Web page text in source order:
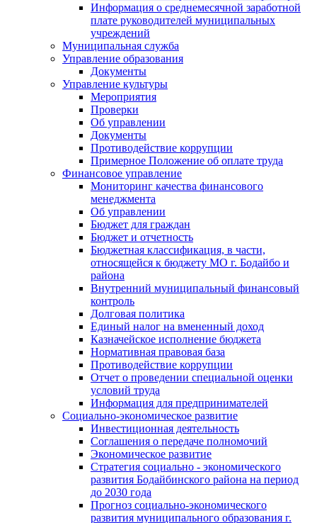
Информация о среднемесячной заработной
плате руководителей муниципальных
учреждений
Муниципальная служба
Управление образования
Документы
Управление культуры
Мероприятия
Проверки
Об управлении
Документы
Противодействие коррупции
Примерное Положение об оплате труда
Финансовое управление
Мониторинг качества финансового
менеджмента
Об управлении
Бюджет для граждан
Бюджет и отчетность
Бюджетная классификация, в части,
относящейся к бюджету МО г. Бодайбо и
района
Внутренний муниципальный финансовый
контроль
Долговая политика
Единый налог на вмененный доход
Казначейское исполнение бюджета
Нормативная правовая база
Противодействие коррупции
Отчет о проведении специальной оценки
условий труда
Информация для предпринимателей
Социально-экономическое развитие
Инвестиционная деятельность
Соглашения о передаче полномочий
Экономическое развитие
Стратегия социально - экономического
развития Бодайбинского района на период
до 2030 года
Прогноз социально-экономического
развития муниципального образования г.